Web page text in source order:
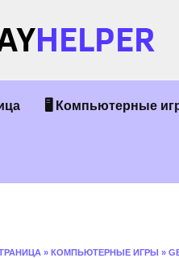
🖥 Компьютерные
» КОМПЬЮТЕРНЫЕ ИГРЫ »